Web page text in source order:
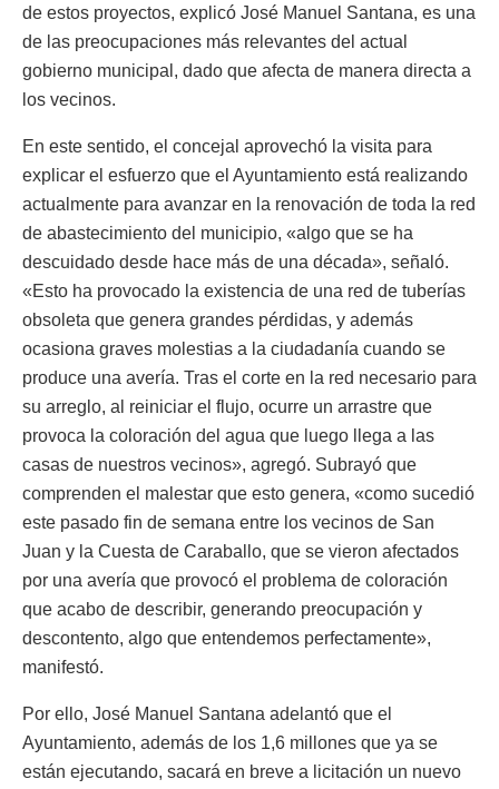
de estos proyectos, explicó José Manuel Santana, es una
de las preocupaciones más relevantes del actual
gobierno municipal, dado que afecta de manera directa a
los vecinos.
En este sentido, el concejal aprovechó la visita para
explicar el esfuerzo que el Ayuntamiento está realizando
actualmente para avanzar en la renovación de toda la red
de abastecimiento del municipio, «algo que se ha
descuidado desde hace más de una década», señaló.
«Esto ha provocado la existencia de una red de tuberías
obsoleta que genera grandes pérdidas, y además
ocasiona graves molestias a la ciudadanía cuando se
produce una avería. Tras el corte en la red necesario para
su arreglo, al reiniciar el flujo, ocurre un arrastre que
provoca la coloración del agua que luego llega a las
casas de nuestros vecinos», agregó. Subrayó que
comprenden el malestar que esto genera, «como sucedió
este pasado fin de semana entre los vecinos de San
Juan y la Cuesta de Caraballo, que se vieron afectados
por una avería que provocó el problema de coloración
que acabo de describir, generando preocupación y
descontento, algo que entendemos perfectamente»,
manifestó.
Por ello, José Manuel Santana adelantó que el
Ayuntamiento, además de los 1,6 millones que ya se
están ejecutando, sacará en breve a licitación un nuevo